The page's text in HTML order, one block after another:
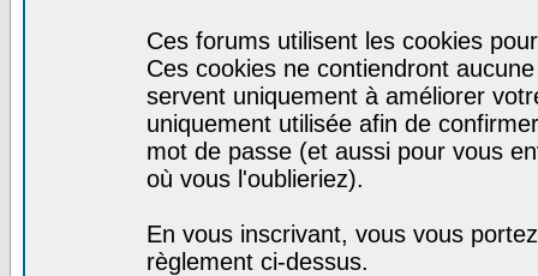
Ces forums utilisent les cookies
Ces cookies ne contiendront
servent uniquement à améliorer
uniquement utilisée afin de
mot de passe (et aussi pour vous
où vous l'oublieriez).
En vous inscrivant, vous vous
règlement ci-dessus.